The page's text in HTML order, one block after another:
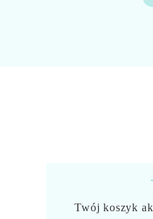
Twój koszyk